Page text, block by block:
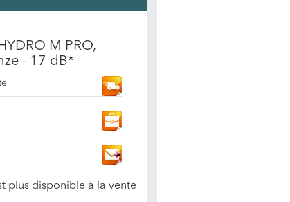
M PRO,
- 17 dB*
plus disponible à la vente